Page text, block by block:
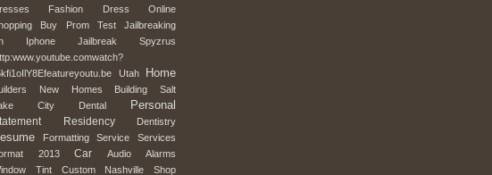
Fashion Dress
Online
Buy Prom Test
Jailbreaking
Iphone Jailbreak
Spyzrus
Utah Home
New Homes Building
Salt
City Dental Personal
Residency Dentistry
Formatting Service
Services
2013 Car Audio
Alarms
Tint Custom Nashville Shop